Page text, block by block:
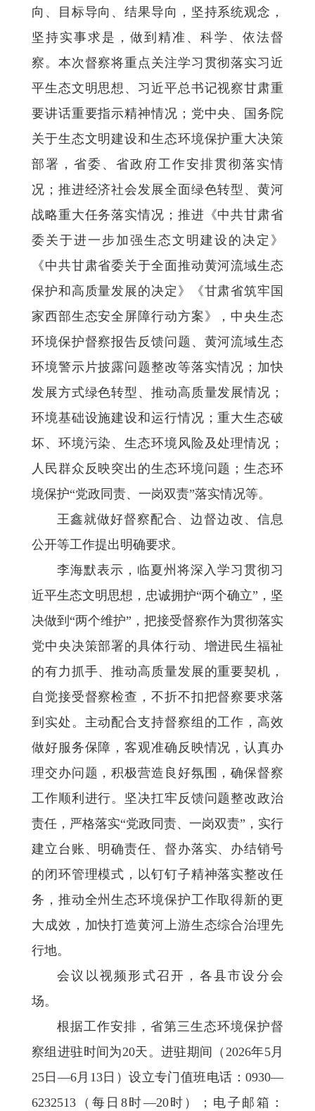
向、目标导向、结果导向，坚持系统观念，
坚持实事求是，做到精准、科学、依法督
察。本次督察将重点关注学习贯彻落实习近
平生态文明思想、习近平总书记视察甘肃重
要讲话重要指示精神情况；党中央、国务院
关于生态文明建设和生态环境保护重大决策
部署，省委、省政府工作安排贯彻落实情
况；推进经济社会发展全面绿色转型、黄河
战略重大任务落实情况；推进《中共甘肃省
委关于进一步加强生态文明建设的决定》
《中共甘肃省委关于全面推动黄河流域生态
保护和高质量发展的决定》《甘肃省筑牢国
家西部生态安全屏障行动方案》，中央生态
环境保护督察报告反馈问题、黄河流域生态
环境警示片披露问题整改等落实情况；加快
发展方式绿色转型、推动高质量发展情况；
环境基础设施建设和运行情况；重大生态破
坏、环境污染、生态环境风险及处理情况；
人民群众反映突出的生态环境问题；生态环
境保护“党政同责、一岗双责”落实情况等。
王鑫就做好督察配合、边督边改、信息
公开等工作提出明确要求。
李海默表示，临夏州将深入学习贯彻习
近平生态文明思想，忠诚拥护“两个确立”，坚
决做到“两个维护”，把接受督察作为贯彻落实
党中央决策部署的具体行动、增进民生福祉
的有力抓手、推动高质量发展的重要契机，
自觉接受督察检查，不折不扣把督察要求落
到实处。主动配合支持督察组的工作，高效
做好服务保障，客观准确反映情况，认真办
理交办问题，积极营造良好氛围，确保督察
工作顺利进行。坚决扛牢反馈问题整改政治
责任，严格落实“党政同责、一岗双责”，实行
建立台账、明确责任、督办落实、办结销号
的闭环管理模式，以钉钉子精神落实整改任
务，推动全州生态环境保护工作取得新的更
大成效，加快打造黄河上游生态综合治理先
行地。
会议以视频形式召开，各县市设分会
场。
根据工作安排，省第三生态环境保护督
察组进驻时间为20天。进驻期间（2026年5月
25日—6月13日）设立专门值班电话：0930—
6232513（每日8时—20时）；电子邮箱：